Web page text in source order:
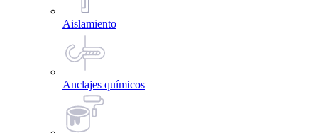
Aislamiento
Anclajes químicos